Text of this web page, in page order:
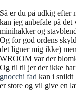
Så er du på udkig
kan jeg anbefale på det
minihakker og
Og for god ordens
det ligner mig ikke)
WROOM var der
Og til til jer der ikke
gnocchi fad kan i snildt
er store og vil give en